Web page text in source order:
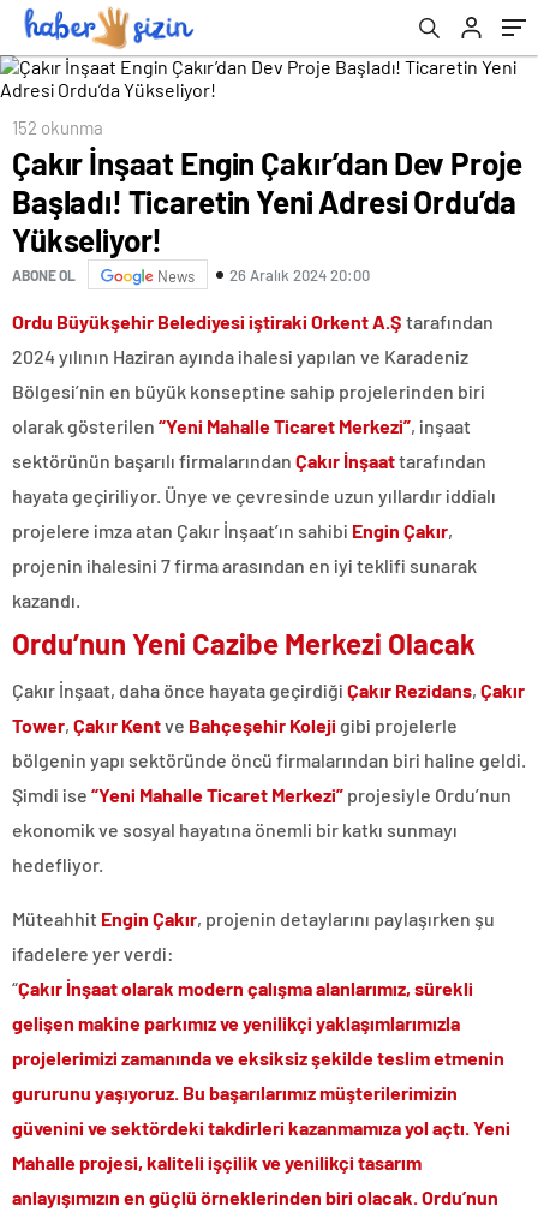
Yükseliyor!
152 okunma
Çakır İnşaat Engin Çakır’dan Dev Proje
Başladı! Ticaretin Yeni Adresi Ordu’da
Yükseliyor!
ABONE OL News 26 Aralık 2024 20:00
Ordu Büyükşehir Belediyesi iştiraki Orkent A.Ş tarafından
2024 yılının Haziran ayında ihalesi yapılan ve Karadeniz
Bölgesi’nin en büyük konseptine sahip projelerinden biri
olarak gösterilen “Yeni Mahalle Ticaret Merkezi”, inşaat
sektörünün başarılı firmalarından Çakır İnşaattarafından
hayata geçiriliyor. Ünye ve çevresinde uzun yıllardır iddialı
projelere imza atan Çakır İnşaat’ın sahibi Engin Çakır,
projenin ihalesini 7 firma arasından en iyi teklifi sunarak
kazandı.
Ordu’nun Yeni Cazibe Merkezi Olacak
Çakır İnşaat, daha önce hayata geçirdiği Çakır Rezidans, Çakır
Tower, Çakır Kentve Bahçeşehir Koleji gibi projelerle
bölgenin yapı sektöründe öncü firmalarından biri haline geldi.
Şimdi ise “Yeni Mahalle Ticaret Merkezi” projesiyle Ordu’nun
ekonomik ve sosyal hayatına önemli bir katkı sunmayı
hedefliyor.
Müteahhit Engin Çakır, projenin detaylarını paylaşırken şu
ifadelere yer verdi:
“Çakır İnşaat olarak modern çalışma alanlarımız, sürekli
gelişen makine parkımız ve yenilikçi yaklaşımlarımızla
projelerimizi zamanında ve eksiksiz şekilde teslim etmenin
gururunu yaşıyoruz. Bu başarılarımız müşterilerimizin
güvenini ve sektördeki takdirleri kazanmamıza yol açtı. Yeni
Mahalle projesi, kaliteli işçilik ve yenilikçi tasarım
anlayışımızın en güçlü örneklerinden biri olacak. Ordu’nun